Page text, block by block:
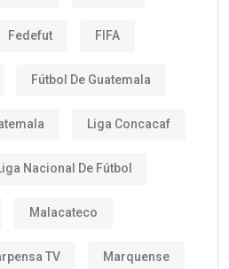
Fedefut FIFA
Fútbol De Guatemala
Liga Concacaf
Nacional De Fútbol
Malacateco
TV Marquense